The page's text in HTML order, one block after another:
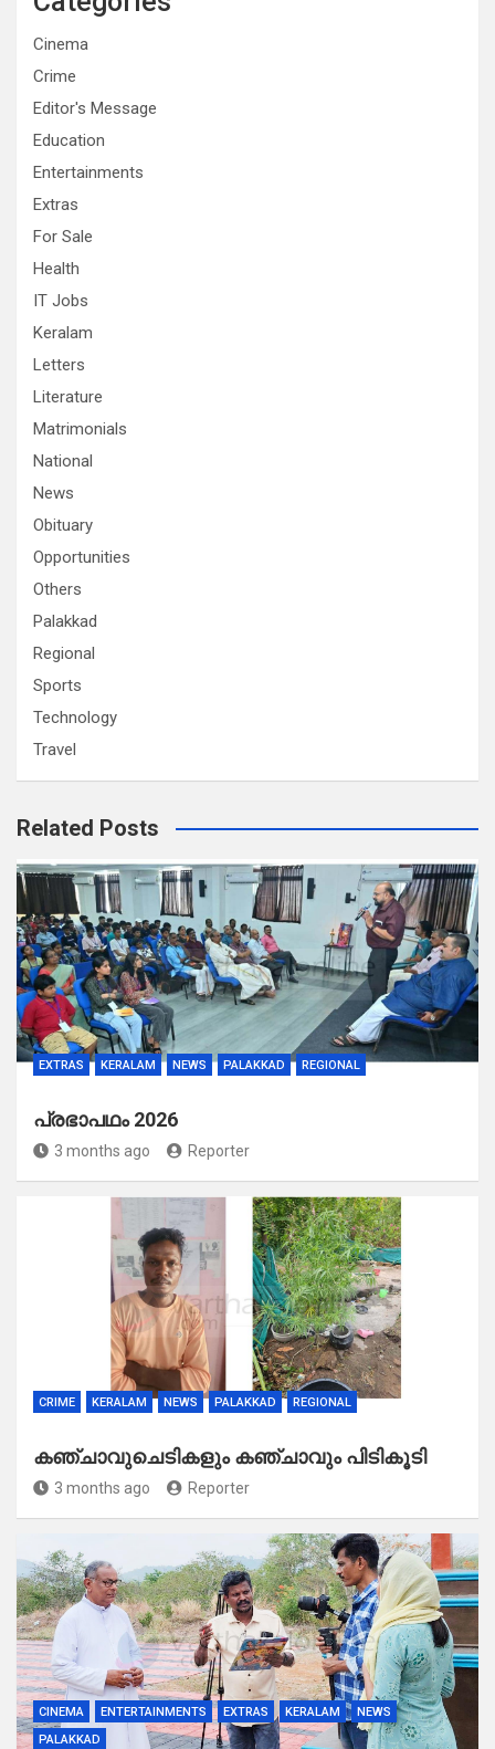
Cinema
Crime
Editor's Message
Education
Entertainments
Extras
For Sale
Health
IT Jobs
Keralam
Letters
Literature
Matrimonials
National
News
Obituary
Opportunities
Others
Palakkad
Regional
Sports
Technology
Travel
Related Posts
EXTRAS KERALAM NEWS PALAKKAD REGIONAL
പ്രഭാപഥം 2026
3 months ago Reporter
CRIME KERALAM NEWS PALAKKAD REGIONAL
കഞ്ചാവുചെടികളും കഞ്ചാവും പിടികൂടി
3 months ago Reporter
CINEMA ENTERTAINMENTS EXTRAS KERALAM
NEWS
PALAKKAD